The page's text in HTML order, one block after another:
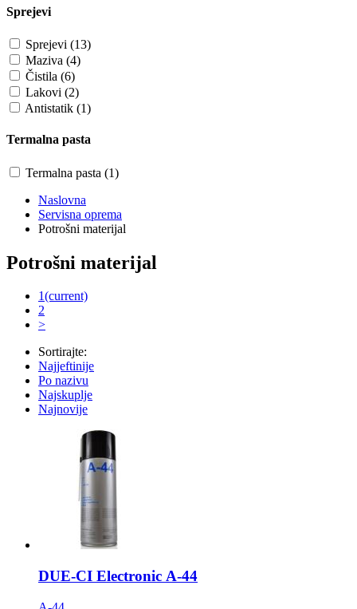
Sprejevi
Sprejevi (13)
Maziva (4)
Čistila (6)
Lakovi (2)
Antistatik (1)
Termalna pasta
Termalna pasta (1)
Naslovna
Servisna oprema
Potrošni materijal
Potrošni materijal
1(current)
2
>
Sortirajte:
Najjeftinije
Po nazivu
Najskuplje
Najnovije
DUE-CI Electronic А-44